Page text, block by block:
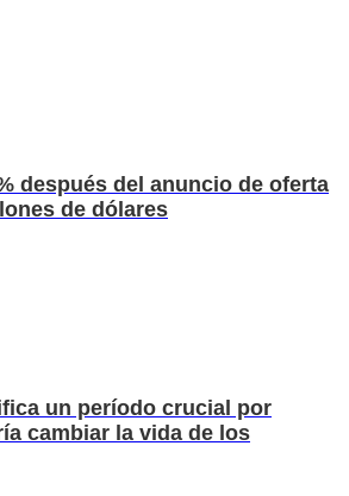
después del anuncio de oferta
de dólares
un período crucial por
cambiar la vida de los